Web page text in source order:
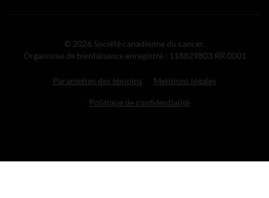
© 2026 Société canadienne du cancer.
Organisme de bienfaisance enregistré : 118829803 RR 0001
Paramètres des témoins Mentions légales
Politique de confidentialité